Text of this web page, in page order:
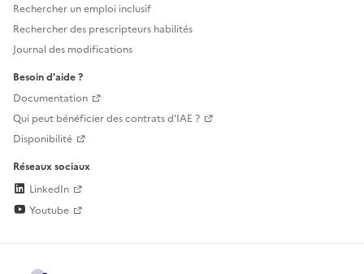
Rechercher un emploi inclusif
Rechercher des prescripteurs habilités
Journal des modifications
Besoin d'aide ?
Documentation
Qui peut bénéficier des contrats d'IAE ?
Disponibilité
Réseaux sociaux
LinkedIn
Youtube